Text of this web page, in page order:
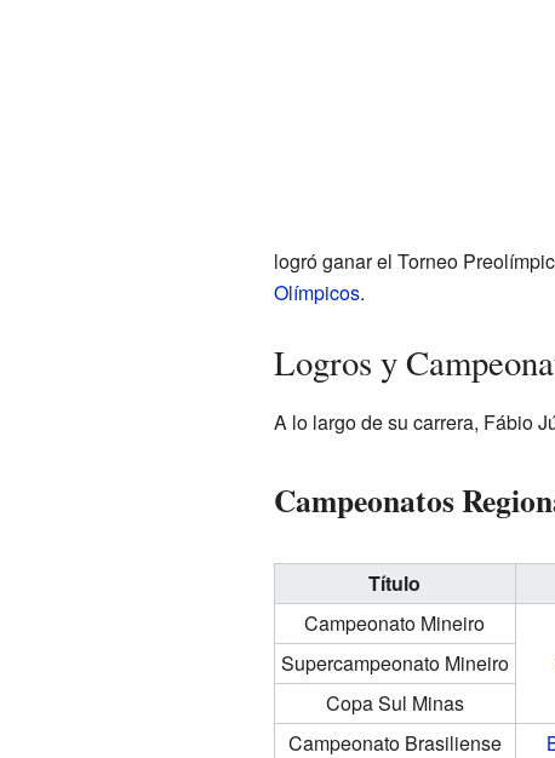
logró ganar el Torneo
Olímpicos.
Logros y
A lo largo de su carrera, Fábio
Campeonatos
Título
Campeonato Mineiro
Supercampeonato Mineiro
Copa Sul Minas
Campeonato Brasiliense